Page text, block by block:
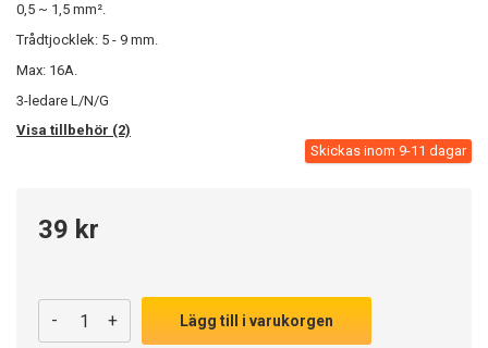
0,5 ~ 1,5 mm².
Trådtjocklek: 5 - 9 mm.
Max: 16A.
3-ledare L/N/G
Visa tillbehör (2)
Skickas inom 9-11 dagar
39 kr
- + Lägg till i varukorgen